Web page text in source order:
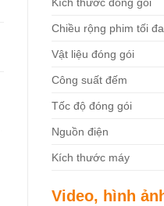
Chiều rộng phim tối đa
Vật liệu đóng gói
Công suất đếm
Tốc độ đóng gói
Nguồn điện
Kích thước máy
Video, hình